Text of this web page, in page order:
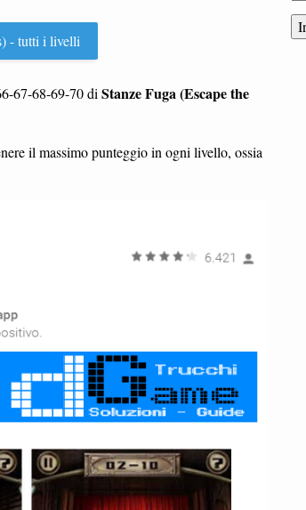
- tutti i livelli
67-68-69-70 di Stanze Fuga (Escape the
il massimo punteggio in ogni livello, ossia